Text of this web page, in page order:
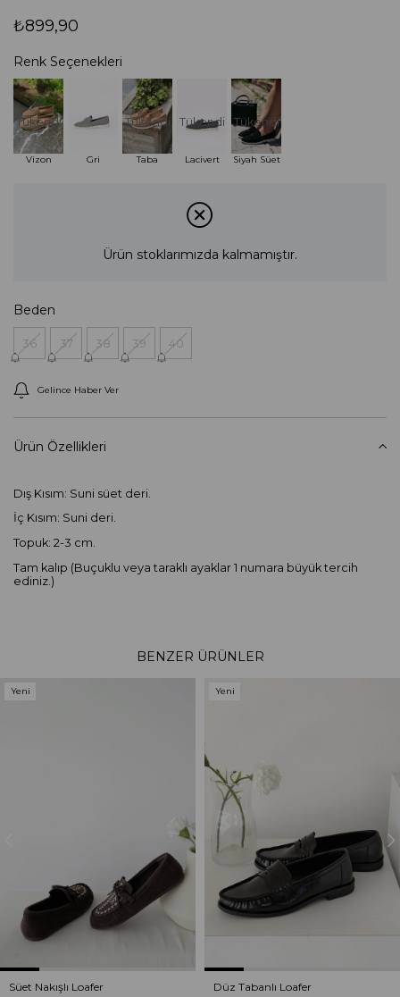
₺899,90
Renk Seçenekleri
Tükendi
Vizon Gri
Tükendi
Taba
Tükendi
Lacivert
Tükendi
Siyah Süet
Ürün stoklarımızda kalmamıştır.
Beden
36 37 38 39 40
Gelince Haber Ver
Ürün Özellikleri
Dış Kısım: Suni süet deri.
İç Kısım: Suni deri.
Topuk: 2-3 cm.
Tam kalıp (Buçuklu veya taraklı ayaklar 1 numara büyük tercih
ediniz.)
BENZER ÜRÜNLER
Süet Nakışlı Loafer
Yeni
Düz Tabanlı Loafer
Yeni